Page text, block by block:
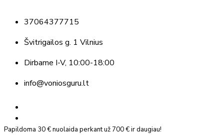
37064377715
Švitrigailos g. 1 Vilnius
Dirbame I-V, 10:00-18:00
info@voniosguru.lt
Papildoma 30 € nuolaida perkant už 700 € ir daugiau!